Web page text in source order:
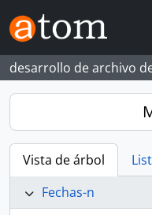
Skip to main content
desarrollo de archivo
Vista de árbol
Fechas-n